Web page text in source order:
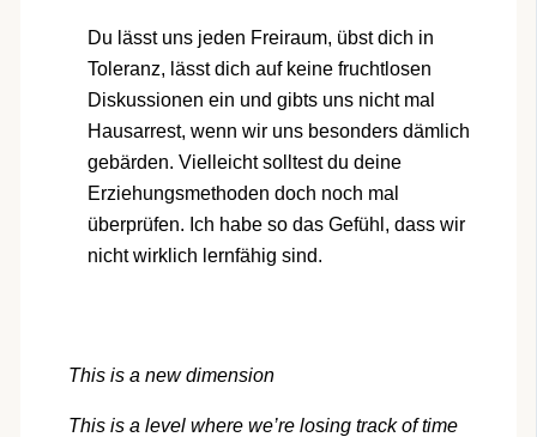
Du lässt uns jeden Freiraum, übst dich in
Toleranz, lässt dich auf keine fruchtlosen
Diskussionen ein und gibts uns nicht mal
Hausarrest, wenn wir uns besonders dämlich
gebärden. Vielleicht solltest du deine
Erziehungsmethoden doch noch mal
überprüfen. Ich habe so das Gefühl, dass wir
nicht wirklich lernfähig sind.
This is a new dimension
This is a level where we’re losing track of time